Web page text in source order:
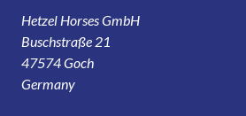
Hetzel Horses GmbH
Buschstraße 21
47574 Goch
Germany